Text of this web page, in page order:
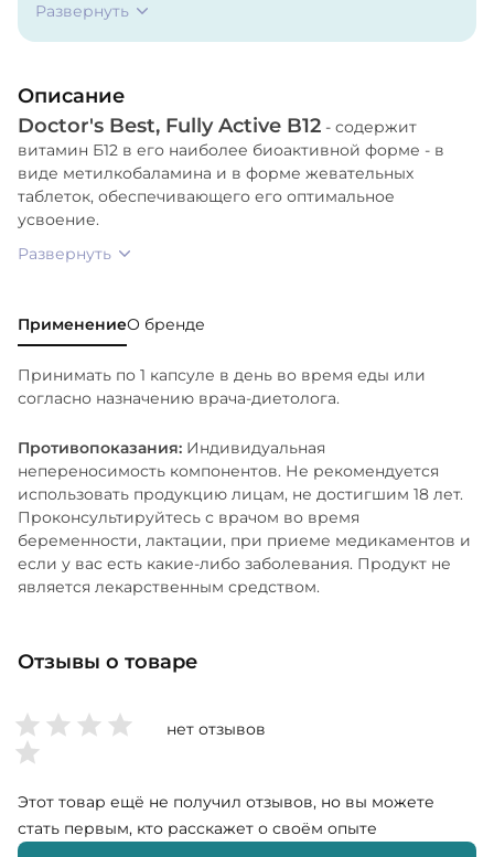
Развернуть
Описание
Doctor's Best, Fully Active B12 - содержит
витамин Б12 в его наиболее биоактивной форме - в
виде метилкобаламина и в форме жевательных
таблеток, обеспечивающего его оптимальное
усвоение.
Развернуть
ПрименениеО бренде
Принимать по 1 капсуле в день во время еды или
согласно назначению врача-диетолога.
Противопоказания: Индивидуальная
непереносимость компонентов. Не рекомендуется
использовать продукцию лицам, не достигшим 18 лет.
Проконсультируйтесь с врачом во время
беременности, лактации, при приеме медикаментов и
если у вас есть какие-либо заболевания. Продукт не
является лекарственным средством.
Отзывы о товаре
нет отзывов
Этот товар ещё не получил отзывов, но вы можете
стать первым, кто расскажет о своём опыте